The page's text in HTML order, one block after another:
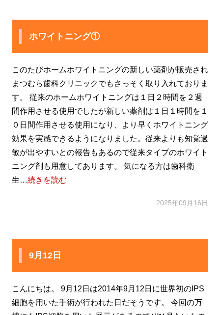
ホワイトニング①
このたびホームホワイトニングの新しい薬剤が販売され
まつむら歯科クリニックでもさっそく取り入れておりま
す。 従来のホームホワイトニングは１日２時間を２週
間作用させる使用でしたが新しい薬剤は１日１時間を１
０日間作用させる使用になり、より早くホワイトニング
効果を実感できるようになりました。従来よりも知覚過
敏が出やすいとの報告もあるので従来タイプのホワイト
ニング剤も用意してあります。 気になる方は歯科衛
生…続きを読む
2025年09月16日
9月12日
こんにちは。 9月12日は2014年9月12日に世界初のIPS
細胞を用いた手術が行われた日だそうです。 今回の万